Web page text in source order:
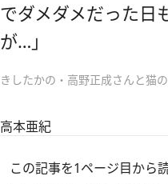
でダメダメだった日
が…」
きしたかの・高野正成さんと猫
高本亜紀
この記事を1ページ目から